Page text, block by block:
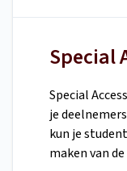
Special
Special
je
kun je
maken van de